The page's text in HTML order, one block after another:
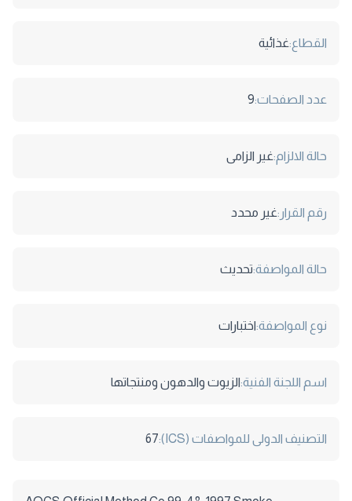
القطاع:غذائية
عدد الصفحات:9
حالة الالزام:غير الزامى
رقم القرار:غير محدد
حالة المواصفة:تحديث
نوع المواصفة:اختبارات
اسم اللجنة الفنية:الزيوت والدهون ومنتجاتها
التصنيف الدولى للمواصفات (ICS): 67